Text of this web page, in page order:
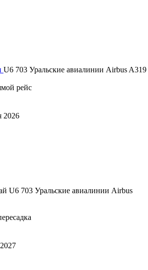
U6 703 Уральские авиалинии Airbus A319
рейс
2026
U6 703 Уральские авиалинии Airbus